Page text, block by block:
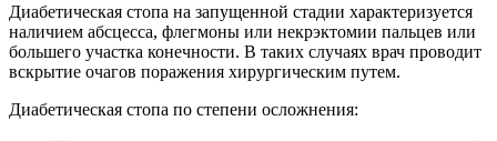
Диабетическая стопа на запущенной стадии характеризуется
наличием абсцесса, флегмоны или некрэктомии пальцев или
большего участка конечности. В таких случаях врач проводит
вскрытие очагов поражения хирургическим путем.
Диабетическая стопа по степени осложнения: